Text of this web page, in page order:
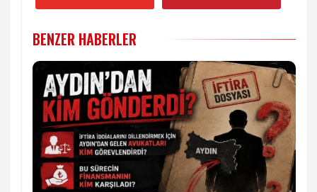
BENZER HABERLER